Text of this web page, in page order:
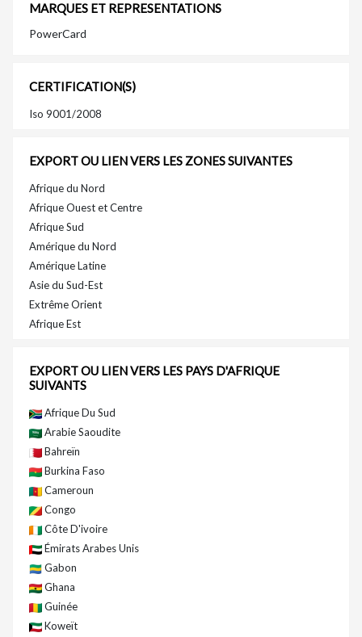
MARQUES ET REPRESENTATIONS
PowerCard
CERTIFICATION(S)
Iso 9001/2008
EXPORT OU LIEN VERS LES ZONES SUIVANTES
Afrique du Nord
Afrique Ouest et Centre
Afrique Sud
Amérique du Nord
Amérique Latine
Asie du Sud-Est
Extrême Orient
Afrique Est
EXPORT OU LIEN VERS LES PAYS D'AFRIQUE
SUIVANTS
Afrique Du Sud
Arabie Saoudite
Bahreïn
Burkina Faso
Cameroun
Congo
Côte D'ivoire
Émirats Arabes Unis
Gabon
Ghana
Guinée
Koweït